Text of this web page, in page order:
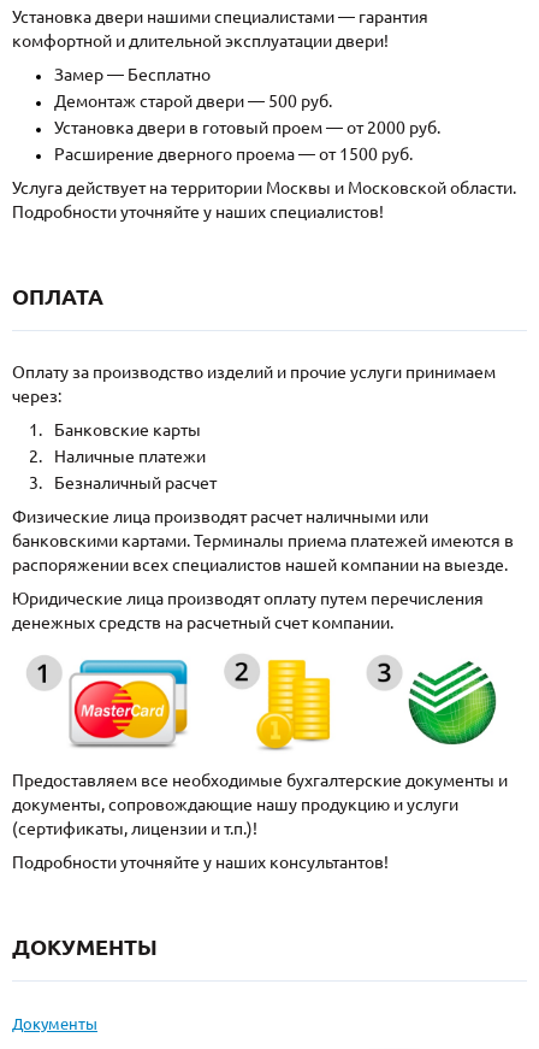
Установка двери нашими специалистами — гарантия
комфортной и длительной эксплуатации двери!
Замер — Бесплатно
Демонтаж старой двери — 500 руб.
Установка двери в готовый проем — от 2000 руб.
Расширение дверного проема — от 1500 руб.
Услуга действует на территории Москвы и Московской области.
Подробности уточняйте у наших специалистов!
ОПЛАТА
Оплату за производство изделий и прочие услуги принимаем
через:
Банковские карты
Наличные платежи
Безналичный расчет
Физические лица производят расчет наличными или
банковскими картами. Терминалы приема платежей имеются в
распоряжении всех специалистов нашей компании на выезде.
Юридические лица производят оплату путем перечисления
денежных средств на расчетный счет компании.
Предоставляем все необходимые бухгалтерские документы и
документы, сопровождающие нашу продукцию и услуги
(сертификаты, лицензии и т.п.)!
Подробности уточняйте у наших консультантов!
ДОКУМЕНТЫ
Документы